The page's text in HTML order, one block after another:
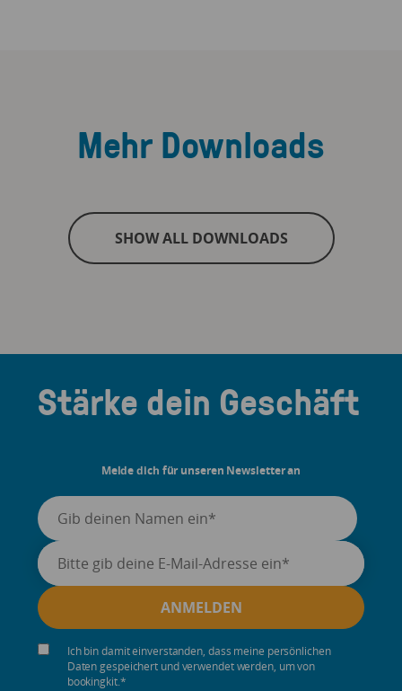
Mehr Downloads
SHOW ALL DOWNLOADS
Stärke dein Geschäft
Melde dich für unseren Newsletter an
Ich bin damit einverstanden, dass meine persönlichen
Daten gespeichert und verwendet werden, um von
bookingkit.*